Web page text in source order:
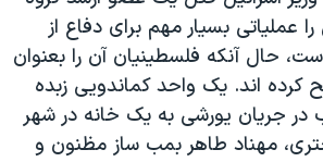
بسيار مهم برای دفاع از
حال آنکه فلسطينيان آن را بعنوان
کرده اند. يک واحد کماندويی زبده
در جريان يورشی به يک خانه در شهر
مهناد طاهر بمب ساز مظنون و